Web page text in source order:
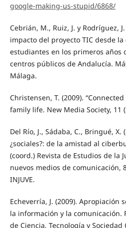
google-making-us-stupid/6868/
Cebrián, M., Ruiz, J. y Rodríguez,
impacto del proyecto TIC desde
estudiantes en los primeros años
centros públicos de Andalucía.
Málaga.
Christensen, T. (2009).
family life. New Media Society, 11
Del Río, J., Sádaba, C., Bringué,
¿sociales?: de la amistad al
(coord.) Revista de Estudios de la
nuevos medios de comunicación,
INJUVE.
Echeverría, J. (2009). Apropiación
la información y la comunicación.
de Ciencia, Tecnología y Sociedad